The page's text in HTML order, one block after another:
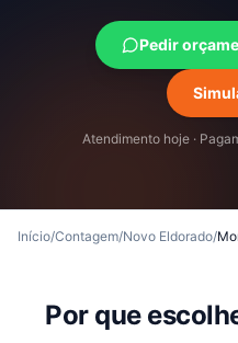
Pedir
Atendimento hoje ·
Início/Contagem/Novo Eldorado/
Por que